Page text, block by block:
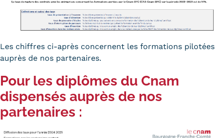
FAQ
Téléchargements
Qualiopi
Le Cnam ICSV
Les chiffres ci-après concernent les formations pilotées
auprès de nos partenaires.
Pour les diplômes du Cnam
dispensés auprès de nos
partenaires :